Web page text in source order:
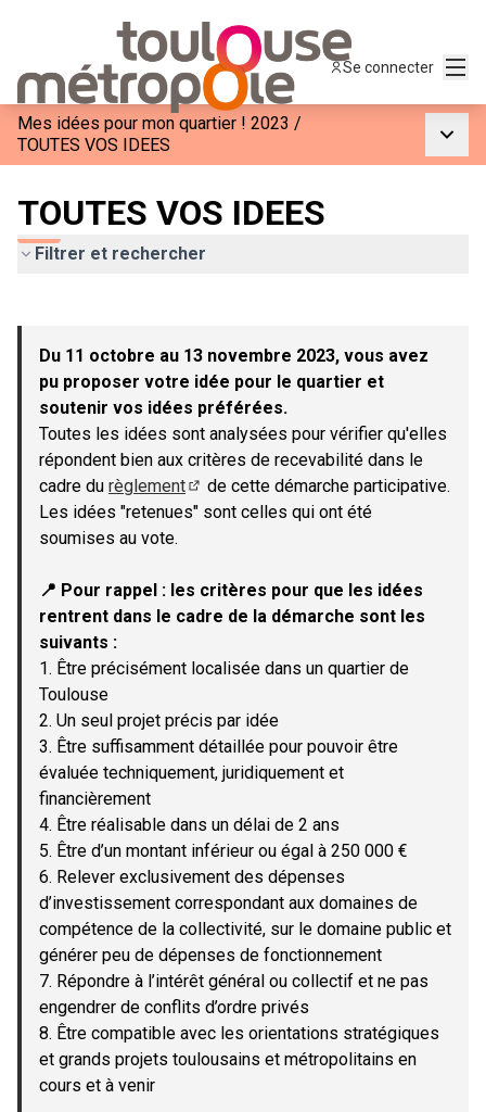
Se connecter
Mes idées pour mon quartier ! 2023 /
TOUTES VOS IDEES
TOUTES VOS IDEES
Filtrer et rechercher
−
Du 11 octobre au 13 novembre 2023, vous avez
pu proposer votre idée pour le quartier et
soutenir vos idées préférées.
Toutes les idées sont analysées pour vérifier qu'elles
répondent bien aux critères de recevabilité dans le
cadre du règlement
(Lien externe)
de cette démarche participative.
Les idées "retenues" sont celles qui ont été
soumises au vote.
📍 Pour rappel : les critères pour que les idées
rentrent dans le cadre de la démarche sont les
suivants :
1. Être précisément localisée dans un quartier de
Toulouse
2. Un seul projet précis par idée
3. Être suffisamment détaillée pour pouvoir être
évaluée techniquement, juridiquement et
financièrement
4. Être réalisable dans un délai de 2 ans
5. Être d’un montant inférieur ou égal à 250 000 €
6. Relever exclusivement des dépenses
d’investissement correspondant aux domaines de
compétence de la collectivité, sur le domaine public et
générer peu de dépenses de fonctionnement
7. Répondre à l’intérêt général ou collectif et ne pas
engendrer de conflits d’ordre privés
8. Être compatible avec les orientations stratégiques
et grands projets toulousains et métropolitains en
cours et à venir